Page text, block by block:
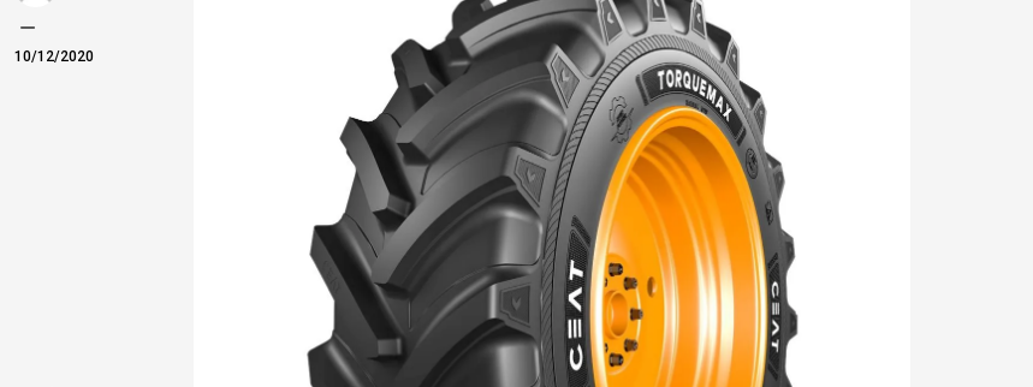
ANTOON
10/12/2020